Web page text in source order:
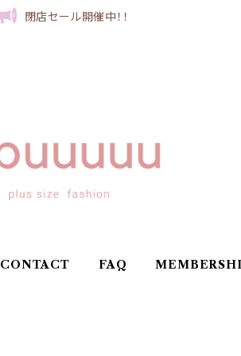
閉店セール開催中！！
CONTACT FAQ